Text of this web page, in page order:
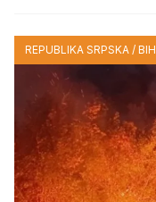
REPUBLIKA SRPSKA / BIH